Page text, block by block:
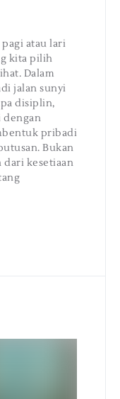
atau lari
kita pilih
Dalam
jalan sunyi
disiplin,
dengan
pribadi
Bukan
dari kesetiaan